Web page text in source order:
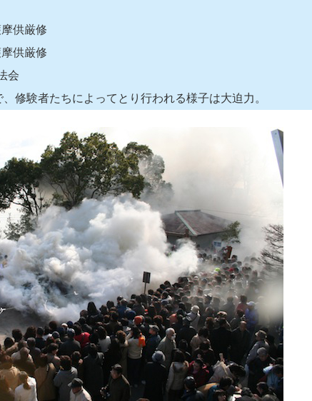
供厳修
供厳修
会
修験者たちによってとり行われる様子は大迫力。